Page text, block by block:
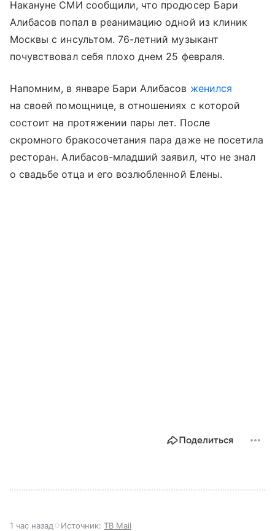
Накануне СМИ сообщили, что продюсер Бари
Алибасов попал в реанимацию одной из клиник
Москвы с инсультом. 76-летний музыкант
почувствовал себя плохо днем 25 февраля.
Напомним, в январе Бари Алибасов женился
на своей помощнице, в отношениях с которой
состоит на протяжении пары лет. После
скромного бракосочетания пара даже не посетила
ресторан. Алибасов-младший заявил, что не знал
о свадьбе отца и его возлюбленной Елены.
Поделиться
1 час назад Источник: ТВ Mail